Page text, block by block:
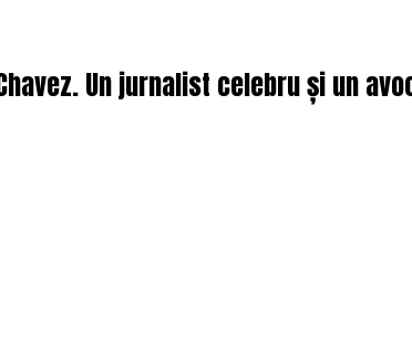
Un jurnalist celebru și un